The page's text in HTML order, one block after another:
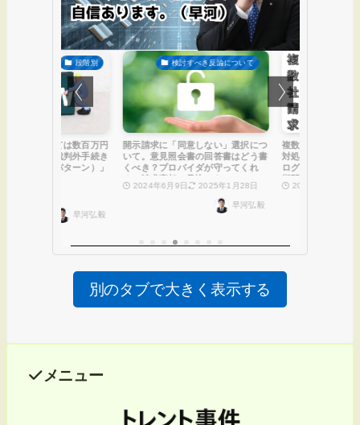
別のタブで大きく表示する
メニュー